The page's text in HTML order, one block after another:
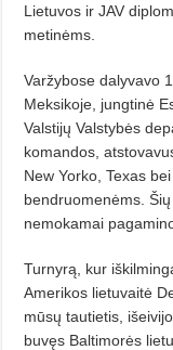
Lietuvos ir JAV
metinėms.
Varžybose dalyvavo
Meksikoje, jungtinė
Valstijų Valstybės
komandos,
New Yorko, Texas
bendruomenėms.
nemokamai
Turnyrą, kur
Amerikos lietuvaitė
mūsų tautietis,
buvęs Baltimorės